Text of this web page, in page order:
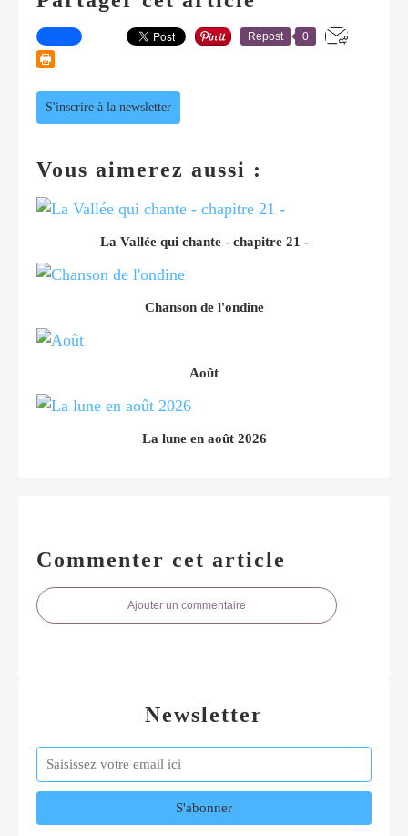
Repost 0
S'inscrire à la newsletter
Vous aimerez aussi :
La Vallée qui chante - chapitre 21 -
Chanson de l'ondine
Août
La lune en août 2026
Commenter cet article
Ajouter un commentaire
Newsletter